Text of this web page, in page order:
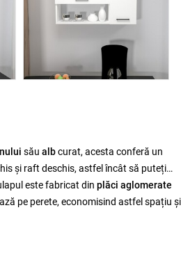
său albcurat, acesta conferă un
și raft deschis, astfel încât să puteți
este fabricat din plăci aglomerate
pe perete, economisind astfel spațiu și